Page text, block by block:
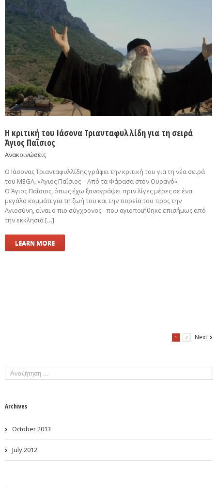
Η κριτική του Ιάσονα Τριανταφυλλίδη για τη σειρά
Άγιος Παΐσιος
Ανακοινώσεις
Ο Ιάσονας Τριανταφυλλίδης γράφει την κριτική του για τη νέα σειρά
του MEGA, «Άγιος Παΐσιος – Από τα Φάρασα στον Ουρανό».
Ο Άγιος Παΐσιος, όπως έχω ξαναγράψει πριν λίγες μέρες σε ένα
μεγάλο κομμάτι για τη ζωή του και την πορεία του προς την
Αγιοσύνη, είναι ο πιο σύγχρονος –που αγιοποιήθηκε επισήμως από
την εκκλησιά […]
LEARN MORE
1 2 Next
Archives
October 2013
July 2012